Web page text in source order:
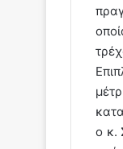
ο κ.